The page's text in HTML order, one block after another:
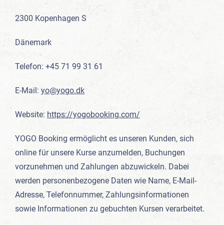
2300 Kopenhagen S
Dänemark
Telefon: +45 71 99 31 61
E-Mail: yo@yogo.dk
Website: https://yogobooking.com/
YOGO Booking ermöglicht es unseren Kunden, sich
online für unsere Kurse anzumelden, Buchungen
vorzunehmen und Zahlungen abzuwickeln. Dabei
werden personenbezogene Daten wie Name, E-Mail-
Adresse, Telefonnummer, Zahlungsinformationen
sowie Informationen zu gebuchten Kursen verarbeitet.